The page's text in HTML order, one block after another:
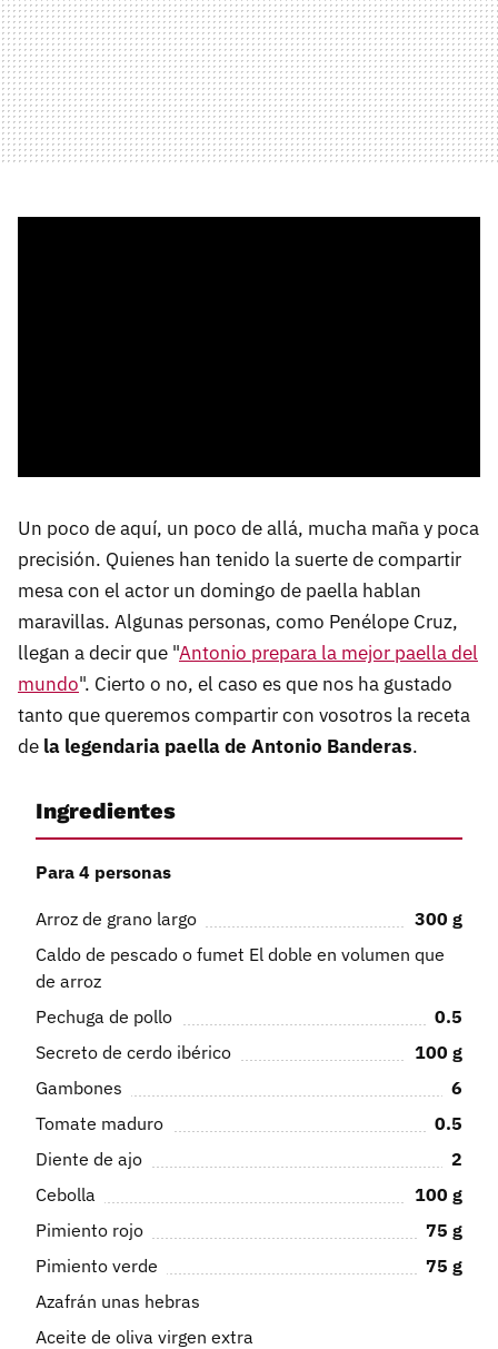
Un poco de aquí, un poco de allá, mucha maña y poca
precisión. Quienes han tenido la suerte de compartir
mesa con el actor un domingo de paella hablan
maravillas. Algunas personas, como Penélope Cruz,
llegan a decir que "Antonio prepara la mejor paella del
mundo". Cierto o no, el caso es que nos ha gustado
tanto que queremos compartir con vosotros la receta
de la legendaria paella de Antonio Banderas.
Ingredientes
Para 4 personas
Arroz de grano largo 300 g
Caldo de pescado o fumet El doble en volumen que
de arroz
Pechuga de pollo
0.5
Secreto de cerdo ibérico
100 g
Gambones
6
Tomate maduro
0.5
Diente de ajo
2
Cebolla
100 g
Pimiento rojo
75 g
Pimiento verde
75 g
Azafrán unas hebras
Aceite de oliva virgen extra